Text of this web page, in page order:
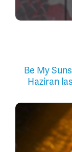
Be My
Haziran